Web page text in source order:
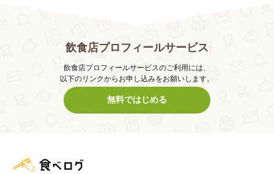
飲食店プロフィールサービス
飲食店プロフィールサービスのご利用には、
以下のリンクからお申し込みをお願いします。
無料ではじめる